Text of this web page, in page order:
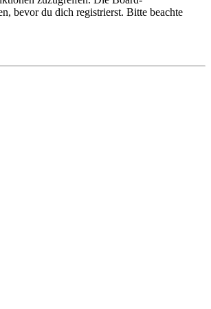
bevor du dich registrierst. Bitte beachte